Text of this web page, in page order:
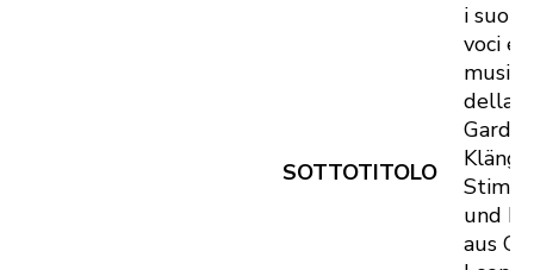
SOTTOTITOLO
i
voci e
della
Klänge,
und
aus